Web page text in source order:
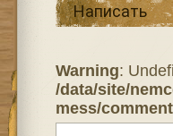
Написать
Warning:
/data/site/
mess/